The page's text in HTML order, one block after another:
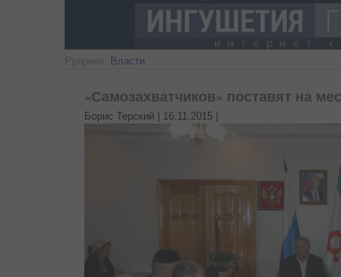
Рубрики: Власти
«Самозахватчиков» поставят на
Борис Терский | 16.11.2015